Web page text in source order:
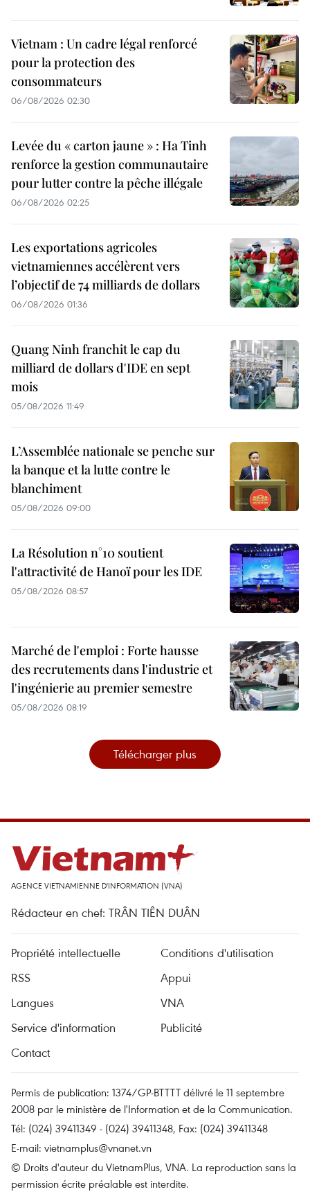
Vietnam : Un cadre légal renforcé
pour la protection des
consommateurs
06/08/2026 02:30
Levée du « carton jaune » : Ha Tinh
renforce la gestion communautaire
pour lutter contre la pêche illégale
06/08/2026 02:25
Les exportations agricoles
vietnamiennes accélèrent vers
l’objectif de 74 milliards de dollars
06/08/2026 01:36
Quang Ninh franchit le cap du
milliard de dollars d'IDE en sept
mois
05/08/2026 11:49
L’Assemblée nationale se penche sur
la banque et la lutte contre le
blanchiment
05/08/2026 09:00
La Résolution n°10 soutient
l'attractivité de Hanoï pour les IDE
05/08/2026 08:57
Marché de l'emploi : Forte hausse
des recrutements dans l'industrie et
l'ingénierie au premier semestre
05/08/2026 08:19
Télécharger plus
AGENCE VIETNAMIENNE D'INFORMATION (VNA)
Rédacteur en chef: TRÂN TIÊN DUÂN
Propriété intellectuelle
Conditions d'utilisation
RSS
Appui
Langues
VNA
Service d'information
Publicité
Contact
Permis de publication: 1374/GP-BTTTT délivré le 11 septembre
2008 par le ministère de l'Information et de la Communication.
Tél: (024) 39411349 - (024) 39411348, Fax: (024) 39411348
E-mail: vietnamplus@vnanet.vn
© Droits d'auteur du VietnamPlus, VNA. La reproduction sans la
permission écrite préalable est interdite.